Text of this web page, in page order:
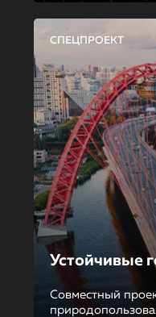
СПЕЦПРОЕКТ
Устойчивые
Совместный